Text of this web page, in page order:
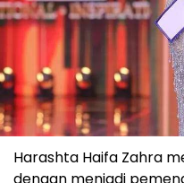
Harashta Haifa Zahra